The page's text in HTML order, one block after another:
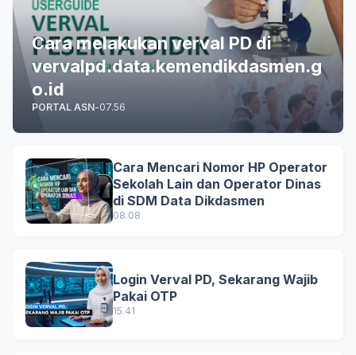
Cara melakukan verval PD di
vervalpd.data.kemendikdasmen.g
o.id
PORTAL ASN-07.56
Cara Mencari Nomor HP Operator
Sekolah Lain dan Operator Dinas
di SDM Data Dikdasmen
08.08
Login Verval PD, Sekarang Wajib
Pakai OTP
15.41